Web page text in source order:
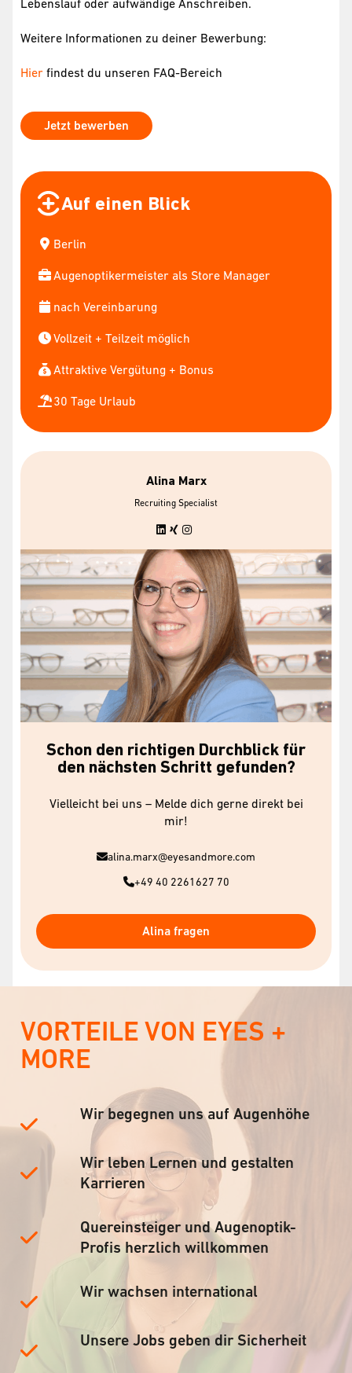
Lebenslauf oder aufwändige Anschreiben.
Weitere Informationen zu deiner Bewerbung:
Hier findest du unseren FAQ-Bereich
Jetzt bewerben
Auf einen Blick
Berlin
Augenoptikermeister als Store Manager
nach Vereinbarung
Vollzeit + Teilzeit möglich
Attraktive Vergütung + Bonus
30 Tage Urlaub
Alina Marx
Recruiting Specialist
Schon den richtigen Durchblick für
den nächsten Schritt gefunden?
Vielleicht bei uns – Melde dich gerne direkt bei
mir!
alina.marx@eyesandmore.com
+49 40 2261627 70
Alina fragen
VORTEILE VON EYES +
MORE
Wir begegnen uns auf Augenhöhe
Wir leben Lernen und gestalten
Karrieren
Quereinsteiger und Augenoptik-
Profis herzlich willkommen
Wir wachsen international
Unsere Jobs geben dir Sicherheit